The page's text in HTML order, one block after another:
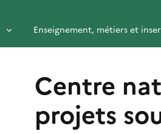
Enseignement, métiers et
Centre
projets